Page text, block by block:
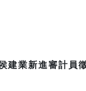
業新進審計員徵